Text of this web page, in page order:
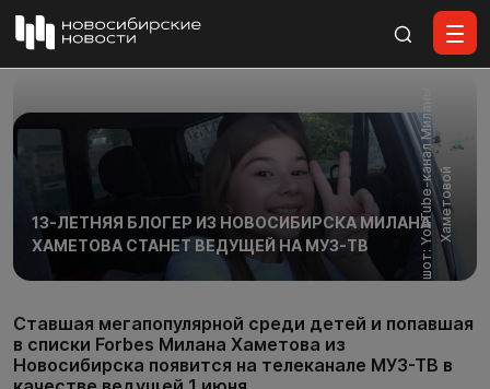
С
к
р
и
н
ш
о
т
:
Y
o
u
T
u
b
e
-
ка
н
а
л
М
и
л
а
н
ы
Х
а
м
е
т
о
в
ой
13-ЛЕТНЯЯ БЛОГЕР ИЗ НОВОСИБИРСКА МИЛАНА
ХАМЕТОВА СТАНЕТ ВЕДУЩЕЙ НА МУЗ-ТВ
Ставшая мегапопулярной среди детей и попавшая
в списки Forbes Милана Хаметова из
Новосибирска появится на телеканале МУЗ-ТВ в